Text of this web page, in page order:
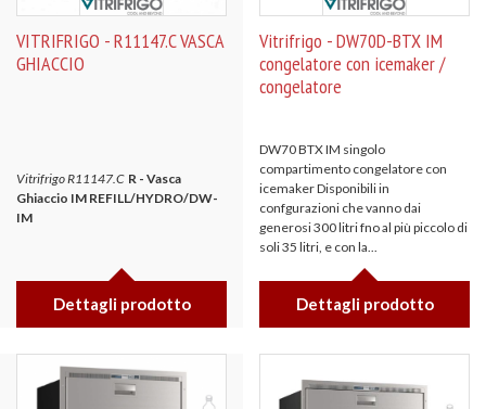
VITRIFRIGO - R11147.C VASCA
GHIACCIO
Vitrifrigo R11147.C R - Vasca
Ghiaccio IM REFILL/HYDRO/DW-
IM
Dettagli prodotto
Vitrifrigo - DW70D-BTX IM
congelatore con icemaker /
congelatore
DW70 BTX IM singolo
compartimento congelatore con
icemaker Disponibili in
confgurazioni che vanno dai
generosi 300 litri fno al più piccolo di
soli 35 litri, e con la...
Dettagli prodotto